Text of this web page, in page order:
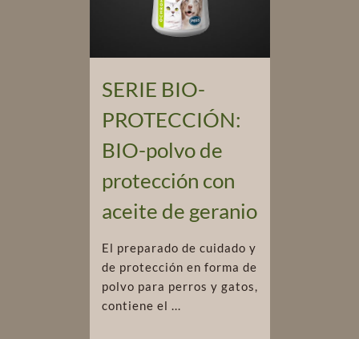
SERIE BIO-
PROTECCIÓN:
BIO-polvo de
protección con
aceite de geranio
El preparado de cuidado y
de protección en forma de
polvo para perros y gatos,
contiene el ...